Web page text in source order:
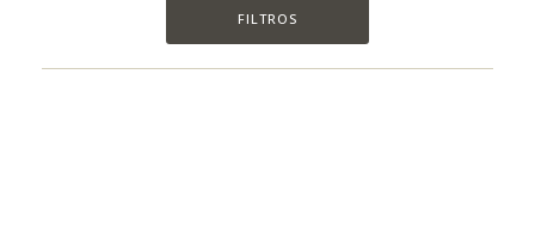
FILTROS